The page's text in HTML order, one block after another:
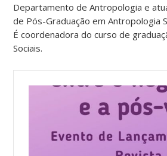
Departamento de Antropologia e
de Pós-Graduação em Antropologia
É coordenadora do curso de
Sociais.